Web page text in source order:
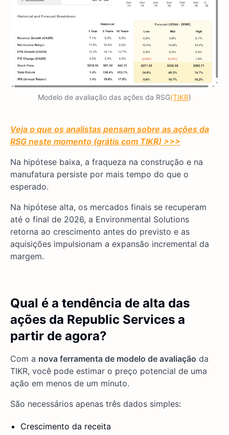
Modelo de avaliação das ações da RSG(TIKR)
Veja o que os analistas pensam sobre as ações da
RSG neste momento (grátis com TIKR) >>>
Na hipótese baixa, a fraqueza na construção e na
manufatura persiste por mais tempo do que o
esperado.
Na hipótese alta, os mercados finais se recuperam
até o final de 2026, a Environmental Solutions
retorna ao crescimento antes do previsto e as
aquisições impulsionam a expansão incremental da
margem.
Qual é a tendência de alta das
ações da Republic Services a
partir de agora?
Com a nova ferramenta de modelo de avaliação da
TIKR, você pode estimar o preço potencial de uma
ação em menos de um minuto.
São necessários apenas três dados simples:
Crescimento da receita